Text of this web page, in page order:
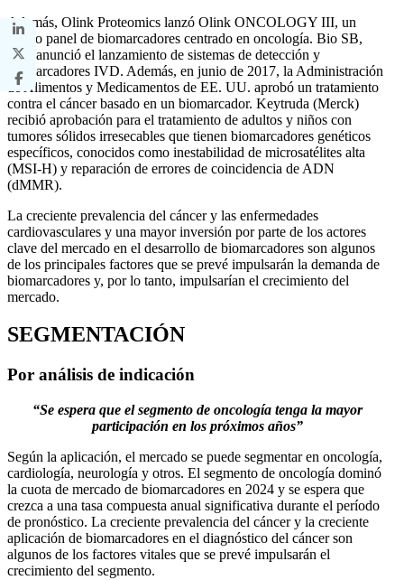
Además, Olink Proteomics lanzó Olink ONCOLOGY III, un
nuevo panel de biomarcadores centrado en oncología. Bio SB,
Inc., anunció el lanzamiento de sistemas de detección y
biomarcadores IVD. Además, en junio de 2017, la Administración
de Alimentos y Medicamentos de EE. UU. aprobó un tratamiento
contra el cáncer basado en un biomarcador. Keytruda (Merck)
recibió aprobación para el tratamiento de adultos y niños con
tumores sólidos irresecables que tienen biomarcadores genéticos
específicos, conocidos como inestabilidad de microsatélites alta
(MSI-H) y reparación de errores de coincidencia de ADN
(dMMR).
La creciente prevalencia del cáncer y las enfermedades
cardiovasculares y una mayor inversión por parte de los actores
clave del mercado en el desarrollo de biomarcadores son algunos
de los principales factores que se prevé impulsarán la demanda de
biomarcadores y, por lo tanto, impulsarían el crecimiento del
mercado.
SEGMENTACIÓN
Por análisis de indicación
“Se espera que el segmento de oncología tenga la mayor
participación en los próximos años”
Según la aplicación, el mercado se puede segmentar en oncología,
cardiología, neurología y otros. El segmento de oncología dominó
la cuota de mercado de biomarcadores en 2024 y se espera que
crezca a una tasa compuesta anual significativa durante el período
de pronóstico. La creciente prevalencia del cáncer y la creciente
aplicación de biomarcadores en el diagnóstico del cáncer son
algunos de los factores vitales que se prevé impulsarán el
crecimiento del segmento.